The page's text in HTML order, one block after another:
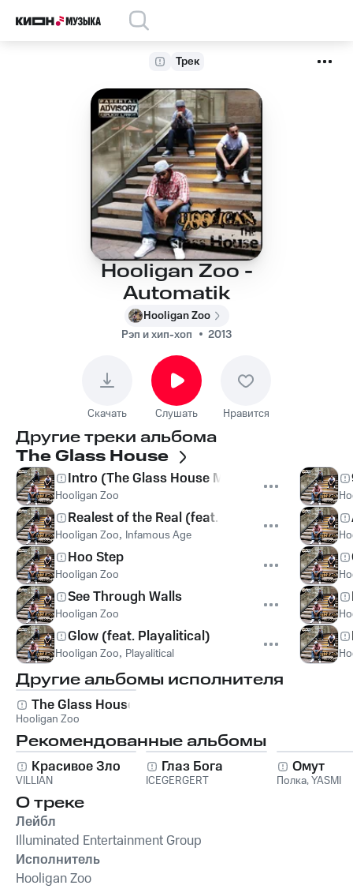
Трек
Hooligan Zoo -
Automatik
Hooligan Zoo
Рэп и хип-хоп
2013
Скачать Слушать Нравится
Другие треки альбома
The Glass House
Intro (The Glass House Murder)
Hooligan Zoo
Realest of the Real (feat. Infamous Age)
Hooligan Zoo, Infamous Age
Hoo Step
Hooligan Zoo
See Through Walls
Hooligan Zoo
Glow (feat. Playalitical)
Hooligan Zoo, Playalitical
Другие альбомы исполнителя
The Glass House
Hooligan Zoo
Рекомендованные альбомы
Красивое Зло
VILLIAN
Глаз Бога
ICEGERGERT
Омут
Полка,YASMI
О треке
Лейбл
Illuminated Entertainment Group
Исполнитель
Hooligan Zoo